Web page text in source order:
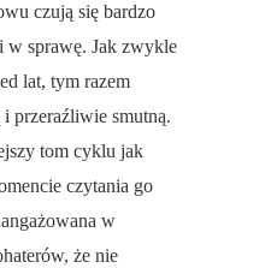
czują się bardzo
w sprawę. Jak zwykle
lat, tym razem
przeraźliwie smutną.
tom cyklu jak
czytania go
w
że nie